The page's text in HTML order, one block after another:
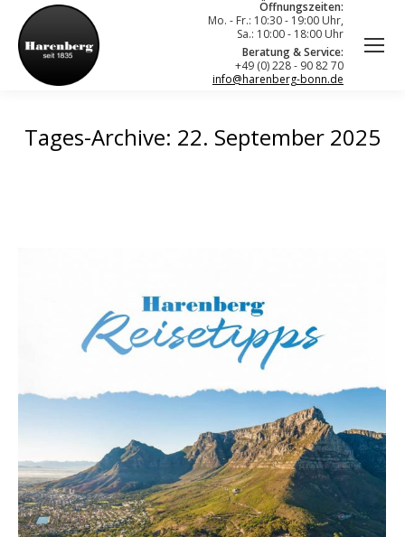
Öffnungszeiten:
Mo. - Fr.: 10:30 - 19:00 Uhr,
Sa.: 10:00 - 18:00 Uhr
Beratung & Service:
+49 (0) 228 - 90 82 70
info@harenberg-bonn.de
Tages-Archive: 22. September 2025